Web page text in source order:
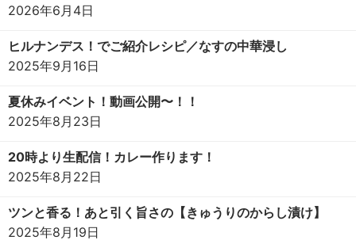
2026年6月4日
ヒルナンデス！でご紹介レシピ／なすの中華浸し
2025年9月16日
夏休みイベント！動画公開〜！！
2025年8月23日
20時より生配信！カレー作ります！
2025年8月22日
ツンと香る！あと引く旨さの【きゅうりのからし漬け】
2025年8月19日